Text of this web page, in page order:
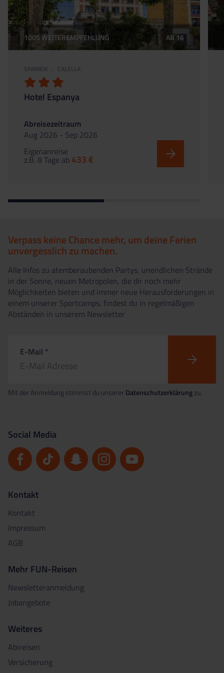
100% WEITEREMPFEHLUNG AB 16
SPANIEN CALELLA
Hotel Espanya
Abreisezeitraum
Aug 2026 - Sep 2026
Eigenanreise
z.B. 8 Tage ab 433 €
Verpass keine Chance mehr, um deine Ferien
unvergesslich zu machen.
Alle Infos zu atemberaubenden Partys, unendlichen Strände
in der Sonne, neuen Metropolen, die dir noch mehr
Möglichkeiten bieten und immer neue Herausforderungen in
einem unserer Sportcamps, findest du in regelmäßigen
Abständen in unserem Newsletter
E-Mail *
Mit der Anmeldung stimmst du unserer Datenschutzerklärungzu.
Social Media
Kontakt
Kontakt
Impressum
AGB
Mehr FUN-Reisen
Newsletteranmeldung
Jobangebote
Weiteres
Abireisen
Versicherung